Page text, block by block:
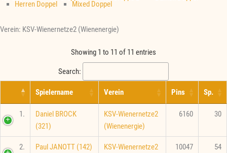
Herren Doppel Mixed Doppel
Verein: KSV-Wienernetze2 (Wienenergie)
Showing 1 to 11 of 11 entries
Search:
Spielername Verein Pins Sp.
1.
Daniel BROCK
(321)
KSV-Wienernetze2
(Wienenergie)
6160 30
2. Paul JANOTT (142)
KSV-Wienernetze2
10047 54